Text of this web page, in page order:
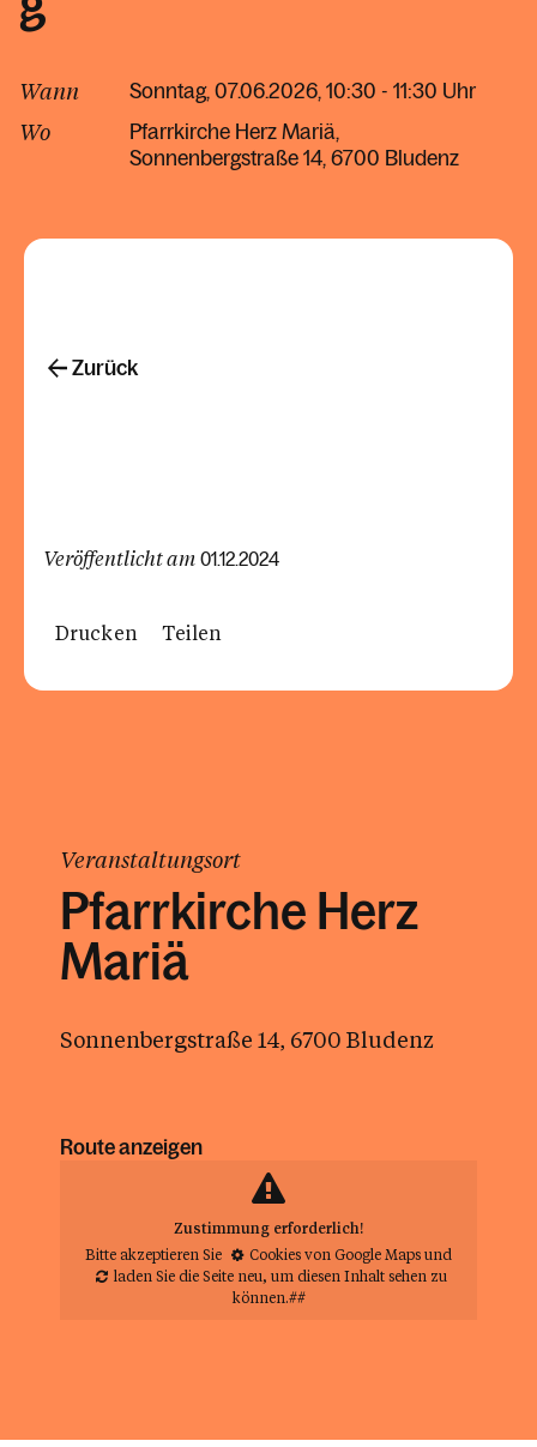
Wann Sonntag, 07.06.2026, 10:30 - 11:30 Uhr
Wo
Pfarrkirche Herz Mariä
Sonnenbergstraße 14 6700 Bludenz
Veröffentlicht am 01.12.2024
Drucken Teilen
Zurück
Veranstaltungsort
Pfarrkirche Herz
Mariä
Sonnenbergstraße 14, 6700 Bludenz
Route anzeigen
Zustimmung erforderlich!
Bitte akzeptieren Sie
Cookies von Google Mapsund
laden Sie die Seite neu, um diesen Inhalt sehen zu
können.##